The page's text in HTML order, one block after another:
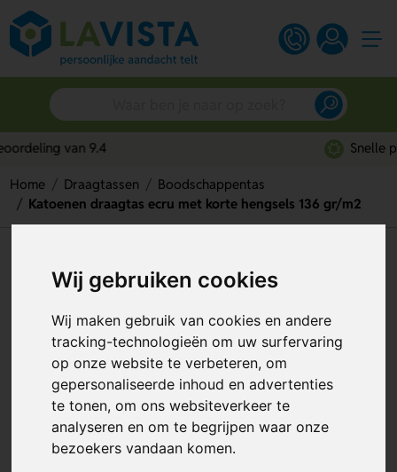
Wij gebruiken cookies
Wij maken gebruik van cookies en andere
tracking-technologieën om uw surfervaring
op onze website te verbeteren, om
gepersonaliseerde inhoud en advertenties
te tonen, om ons websiteverkeer te
analyseren en om te begrijpen waar onze
bezoekers vandaan komen.
Home Draagtassen
Boodschappentas
Katoenen draagtas ecru met korte hengsels 136 gr/m2
Katoenen draagtas ecru met
korte hengsels 136 gr/m2
Artikelnummer: 44888